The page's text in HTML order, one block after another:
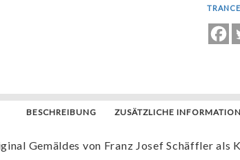
TRANCE
BESCHREIBUNG ZUSÄTZLICHE
Gemäldes von Franz Josef Schäffler als